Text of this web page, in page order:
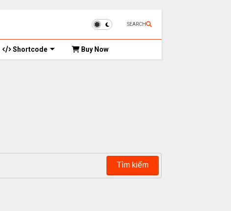
SEARCH
Shortcode Buy Now